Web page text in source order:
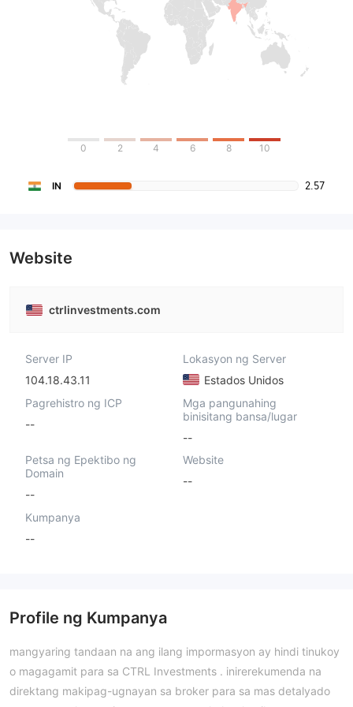
0 2 4 6 8 10
IN 2.57
Website
ctrlinvestments.com
Server IP
104.18.43.11
Lokasyon ng Server
Estados Unidos
Pagrehistro ng ICP
--
Mga pangunahing
binisitang bansa/lugar
--
Petsa ng Epektibo ng
Domain
--
Website
--
Kumpanya
--
Profile ng Kumpanya
mangyaring tandaan na ang ilang impormasyon ay hindi tinukoy
o magagamit para sa CTRL Investments . inirerekumenda na
direktang makipag-ugnayan sa broker para sa mas detalyado